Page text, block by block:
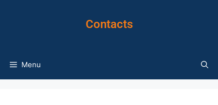
Contacts
Menu